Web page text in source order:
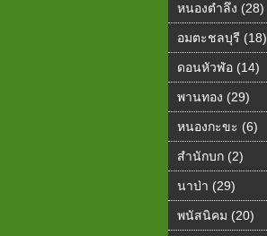
หนองตำลึง (28)
อมตะชลบุรี (18)
ดอนหัวฬ่อ (14)
พานทอง (29)
หนองกะขะ (6)
สำนักบก (2)
นาป่า (29)
พนัสนิคม (20)